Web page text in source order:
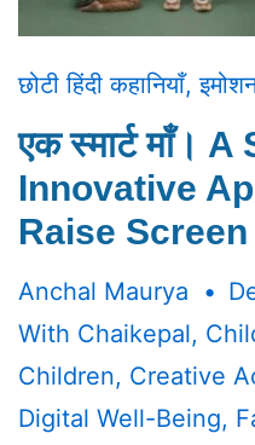
छोटी हिंदी कहानियाँ,
एक स्मार्ट माँ।
Innovative
Raise
Anchal Maurya
With Chaikepal,
Children, Creative
Digital Well-Being,